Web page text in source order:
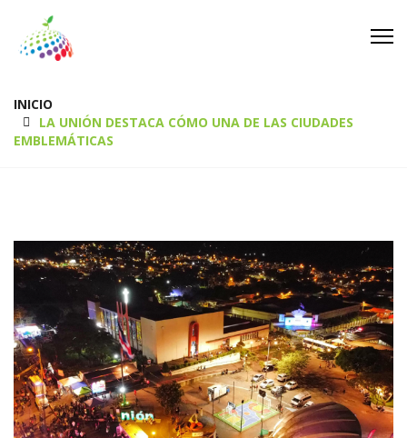
INICIO
LA UNIÓN DESTACA CÓMO UNA DE LAS CIUDADES
EMBLEMÁTICAS